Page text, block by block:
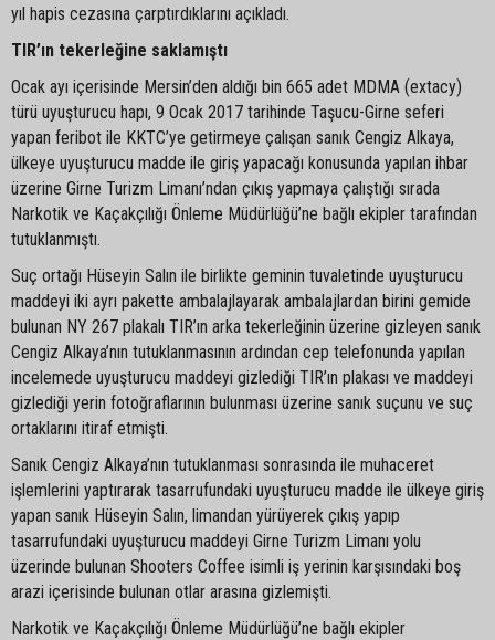
yıl hapis cezasına çarptırdıklarını açıkladı.
TIR’ın tekerleğine saklamıştı
Ocak ayı içerisinde Mersin’den aldığı bin 665 adet MDMA (extacy)
türü uyuşturucu hapı, 9 Ocak 2017 tarihinde Taşucu-Girne seferi
yapan feribot ile KKTC’ye getirmeye çalışan sanık Cengiz Alkaya,
ülkeye uyuşturucu madde ile giriş yapacağı konusunda yapılan ihbar
üzerine Girne Turizm Limanı’ndan çıkış yapmaya çalıştığı sırada
Narkotik ve Kaçakçılığı Önleme Müdürlüğü’ne bağlı ekipler tarafından
tutuklanmıştı.
Suç ortağı Hüseyin Salın ile birlikte geminin tuvaletinde uyuşturucu
maddeyi iki ayrı pakette ambalajlayarak ambalajlardan birini gemide
bulunan NY 267 plakalı TIR’ın arka tekerleğinin üzerine gizleyen sanık
Cengiz Alkaya’nın tutuklanmasının ardından cep telefonunda yapılan
incelemede uyuşturucu maddeyi gizlediği TIR’ın plakası ve maddeyi
gizlediği yerin fotoğraflarının bulunması üzerine sanık suçunu ve suç
ortaklarını itiraf etmişti.
Sanık Cengiz Alkaya’nın tutuklanması sonrasında ile muhaceret
işlemlerini yaptırarak tasarrufundaki uyuşturucu madde ile ülkeye giriş
yapan sanık Hüseyin Salın, limandan yürüyerek çıkış yapıp
tasarrufundaki uyuşturucu maddeyi Girne Turizm Limanı yolu
üzerinde bulunan Shooters Coffee isimli iş yerinin karşısındaki boş
arazi içerisinde bulunan otlar arasına gizlemişti.
Narkotik ve Kaçakçılığı Önleme Müdürlüğü’ne bağlı ekipler